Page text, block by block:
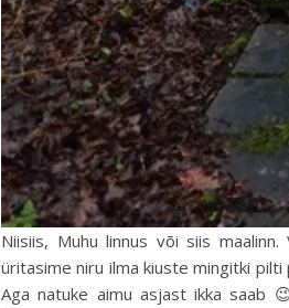
Niisiis, Muhu linnus või siis
üritasime niru ilma kiuste mingitki
Aga natuke aimu asjast ikka saab